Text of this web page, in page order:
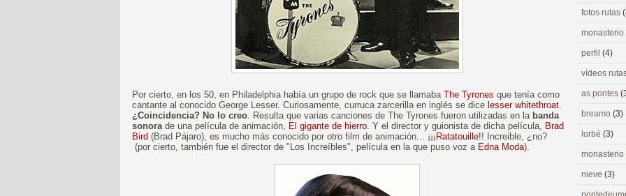
Por cierto, en los 50, en Philadelphia había un grupo de rock que se llamaba The Tyrones que tenía como
cantante al conocido George Lesser. Curiosamente, curruca zarcerilla en inglés se dice lesser whitethroat.
¿Coincidencia? No lo creo. Resulta que varias canciones de The Tyrones fueron utilizadas en la banda
sonorade una película de animación, El gigante de hierro. Y el director y guionista de dicha película, Brad
Bird (Brad Pájaro), es mucho más conocido por otro film de animación... ¡¡¡ Ratatouille!! Increible, ¿no?
(por cierto, también fue el director de "Los Increíbles", película en la que puso voz a Edna Moda).
fotos rutas
perfil (4)
vídeos
as pontes
breamo (3)
lorbé (3)
nieve (3)